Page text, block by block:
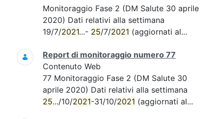
Monitoraggio Fase 2 (DM Salute 30 aprile
2020) Dati relativi alla settimana
19/7/2021...- 25/7/2021 (aggiornati al...
Report di monitoraggio numero 77
Contenuto Web
77 Monitoraggio Fase 2 (DM Salute 30
aprile 2020) Dati relativi alla settimana
25.../10/2021-31/10/2021 (aggiornati al...